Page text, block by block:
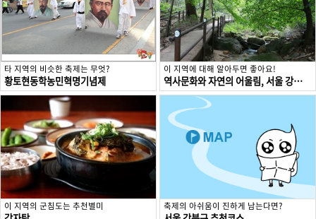
타 지역의 비슷한 축제는 무엇?
황토현동학농민혁명기념제
이 지역에 대해 알아두면 좋아요!
역사문화와 자연의 어울림, 서울 강북구
이 지역의 군침도는 추천별미 축제의 아쉬움이 진하게 남는다면?